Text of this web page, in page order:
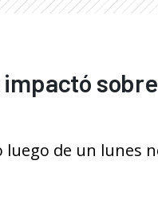
luego de un lunes